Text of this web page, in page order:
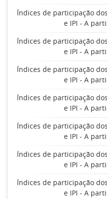
Índices de participação
e IPI - A
Índices de participação
e IPI - A
Índices de participação
e IPI - A
Índices de participação
e IPI - A
Índices de participação
e IPI - A
Índices de participação
e IPI - A
Índices de participação
e IPI - A